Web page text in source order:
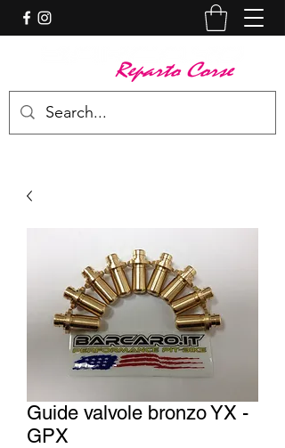
Guide valvole bronzo YX -
GPX